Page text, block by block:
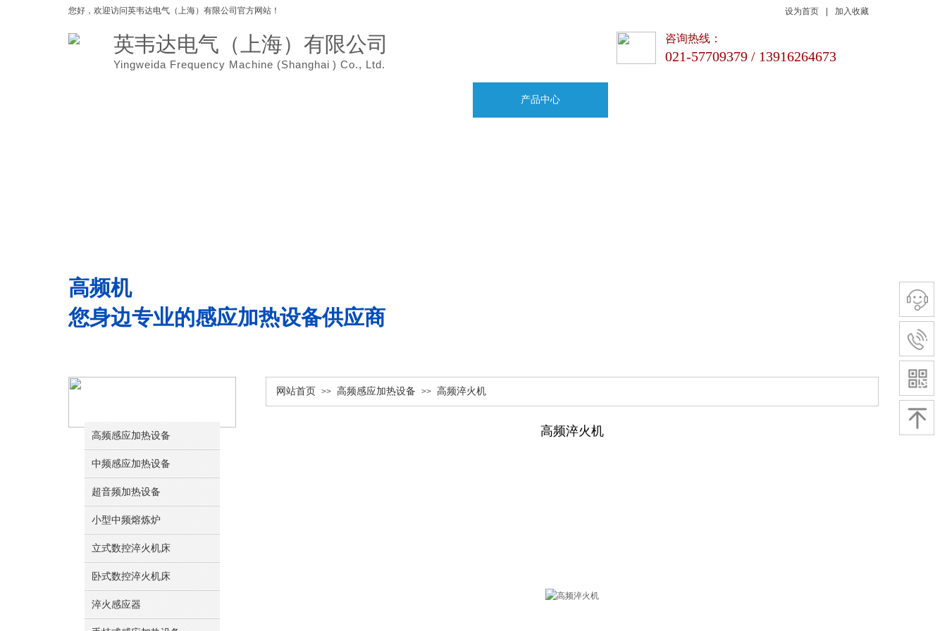
设为首页 加入收藏
产品中心
您好，欢迎访问英韦达电气（上海）有限公司官方网站！
咨询热线：
021-57709379 / 13916264673
英韦达电气（上海）有限公司
Yingweida Frequency Machine (Shanghai ) Co., Ltd.
高频机
您身边专业的感应加热设备供应商
网站首页 >> 高频感应加热设备 >> 高频淬火机
高频感应加热设备
中频感应加热设备
超音频加热设备
小型中频熔炼炉
立式数控淬火机床
卧式数控淬火机床
淬火感应器
高频淬火机